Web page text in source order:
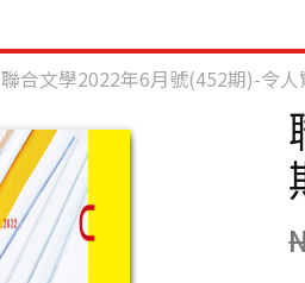
聯合文學2022年6月號(452期)-令